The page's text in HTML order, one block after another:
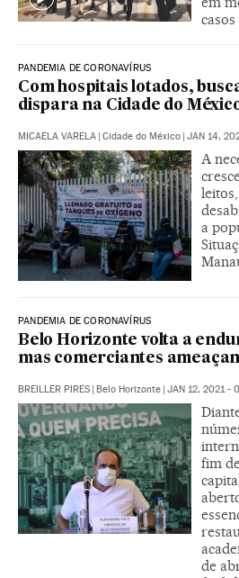
PANDEMIA DE CORONAVÍRUS
Com hospitais lotados,
dispara na Cidade do
MICAELA VARELA | Cidade do México | JAN 14,
A
a
PANDEMIA DE CORONAVÍRUS
Belo Horizonte volta a
mas comerciantes
BREILLER PIRES | Belo Horizonte | JAN 12, 2021 -
fim
de